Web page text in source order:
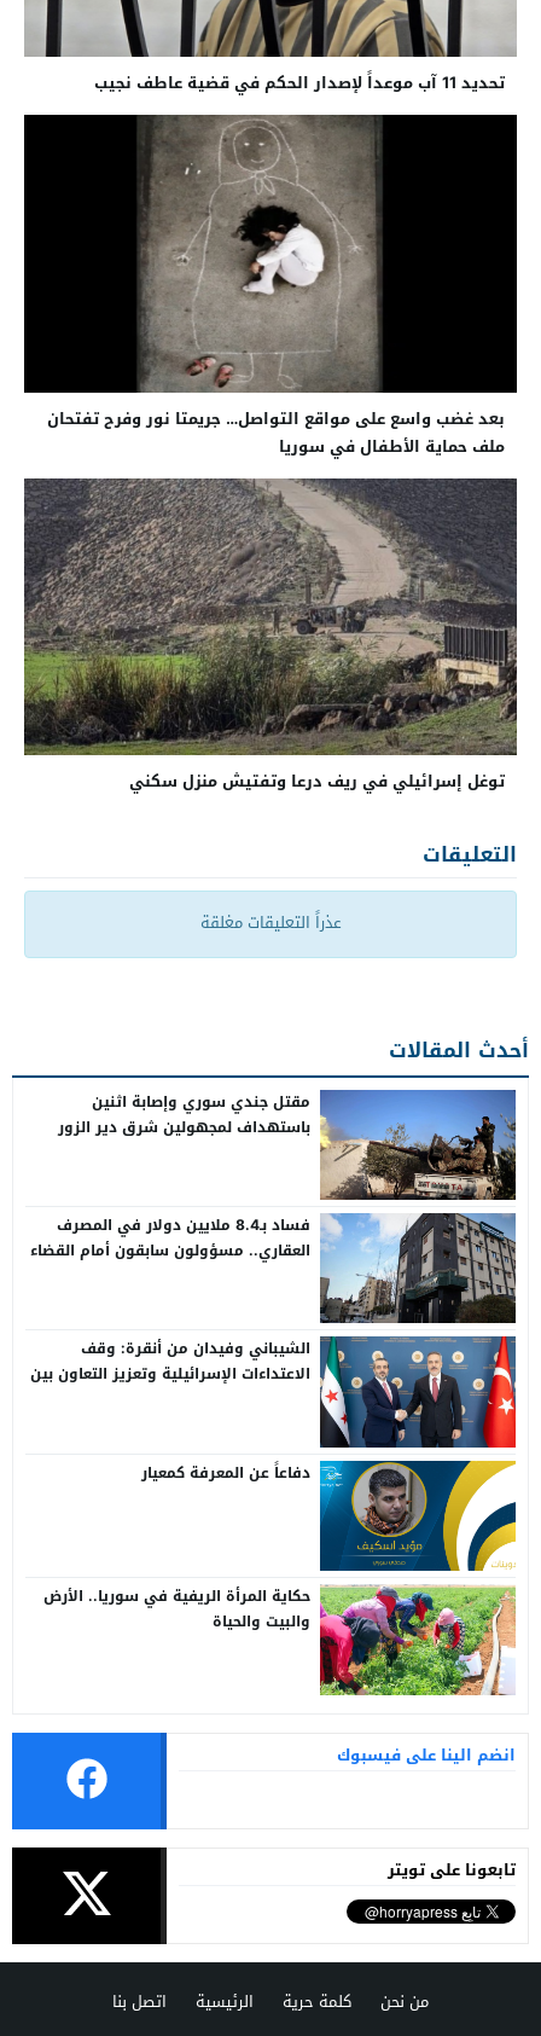
تحديد 11 آب موعداً لإصدار الحكم في قضية عاطف نجيب
بعد غضب واسع على مواقع التواصل… جريمتا نور وفرح تفتحان
ملف حماية الأطفال في سوريا
توغل إسرائيلي في ريف درعا وتفتيش منزل سكني
التعليقات
عذراً التعليقات مغلقة
أحدث المقالات
مقتل جندي سوري وإصابة اثنين
باستهداف لمجهولين شرق دير الزور
فساد بـ8.4 ملايين دولار في المصرف
العقاري.. مسؤولون سابقون أمام القضاء
الشيباني وفيدان من أنقرة: وقف
الاعتداءات الإسرائيلية وتعزيز التعاون بين
دفاعاً عن المعرفة كمعيار
حكاية المرأة الريفية في سوريا.. الأرض
والبيت والحياة
انضم الينا على فيسبوك
تابعونا على تويتر
من نحن كلمة حرية الرئيسية اتصل بنا